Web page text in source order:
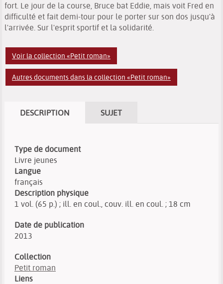
fort. Le jour de la course, Bruce bat Eddie, mais voit Fred en
difficulté et fait demi-tour pour le porter sur son dos jusqu'à
l'arrivée. Sur l'esprit sportif et la solidarité.
Voir la collection «Petit roman»
Autres documents dans la collection «Petit roman»
DESCRIPTION SUJET
Type de document
Livre jeunes
Langue
français
Description physique
1 vol. (65 p.) ; ill. en coul., couv. ill. en coul. ; 18 cm
Date de publication
2013
Collection
Petit roman
Liens